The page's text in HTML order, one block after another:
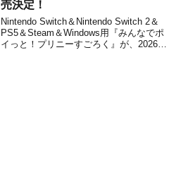
売決定！
Nintendo Switch＆Nintendo Switch 2＆
PS5＆Steam＆Windows用『みんなでポ
イっと！プリニーすごろく』が、2026年